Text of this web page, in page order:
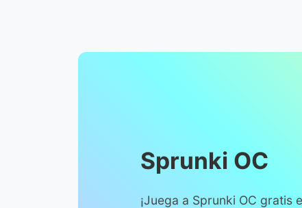
Sprunki OC
¡Juega a Sprunki OC gratis